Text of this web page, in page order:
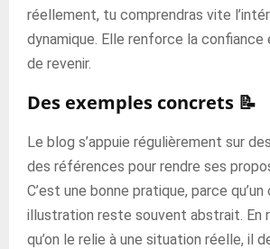
réellement, tu comprendras vite
dynamique. Elle renforce la confiance
de revenir.
Des exemples concrets 📝
Le blog s’appuie régulièrement sur
des références pour rendre ses
C’est une bonne pratique, parce
illustration reste souvent abstrait. En
qu’on le relie à une situation réelle, il